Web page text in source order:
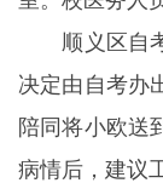
顺义区自考
决定由自考办
陪同将小欧送
病情后，建议